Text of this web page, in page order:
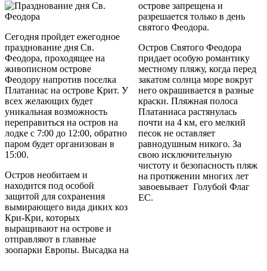
Сегодня пройдет ежегодное
празднование дня Св.
Феодора, проходящее на
живописном острове
Феодору напротив поселка
Платаниас на острове Крит. У
всех желающих будет
уникальная возможность
переправиться на остров на
лодке с 7:00 до 12:00, обратно
паром будет организован в
15:00.
Остров необитаем и
находится под особой
защитой для сохранения
вымирающего вида диких коз
Кри-Кри, которых
выращивают на острове и
отправляют в главные
зоопарки Европы. Высадка на
острове запрещена и
разрешается только в день
святого Феодора.
Остров Святого Феодора
придает особую романтику
местному пляжу, когда перед
закатом солнца море вокруг
него окрашивается в разные
краски. Пляжная полоса
Платаниаса растянулась
почти на 4 км, его мелкий
песок не оставляет
равнодушным никого. За
свою исключительную
чистоту и безопасность пляж
на протяжении многих лет
завоевывает Голубой Флаг
ЕС.